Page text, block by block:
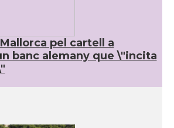
pel cartell a
banc alemany que \"incita